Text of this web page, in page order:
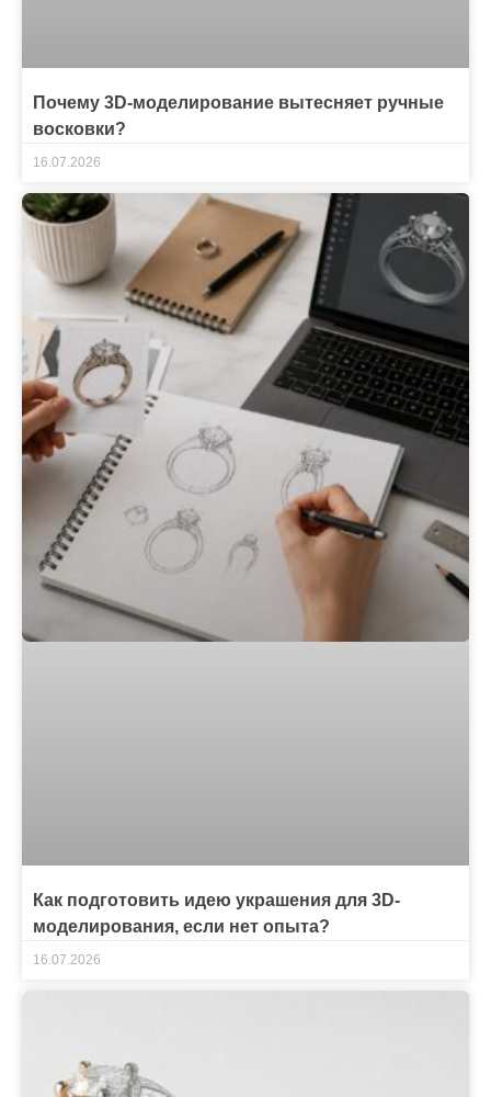
Почему 3D-моделирование вытесняет ручные
восковки?
16.07.2026
Как подготовить идею украшения для 3D-
моделирования, если нет опыта?
16.07.2026